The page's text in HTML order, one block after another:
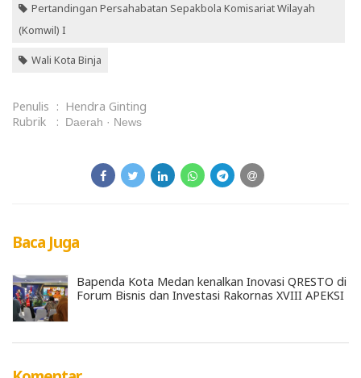
Pertandingan Persahabatan Sepakbola Komisariat Wilayah
(Komwil) I
Wali Kota Binja
Penulis : Hendra Ginting
Rubrik
: Daerah News
Baca Juga
Bapenda Kota Medan kenalkan Inovasi QRESTO di
Forum Bisnis dan Investasi Rakornas XVIII APEKSI